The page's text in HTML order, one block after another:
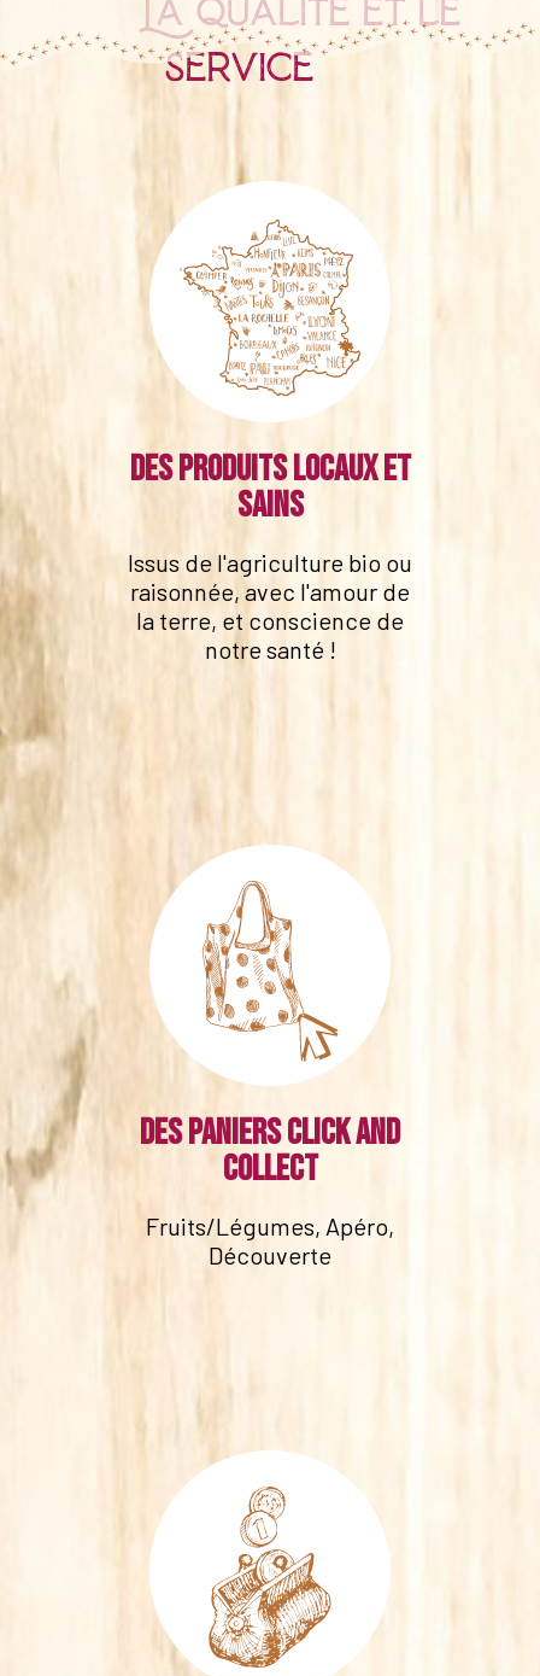
La qualité et le
service
Des produits locaux et
sains
Issus de l'agriculture bio ou
raisonnée, avec l'amour de
la terre, et conscience de
notre santé !
Des paniers click and
collect
Fruits/Légumes, Apéro,
Découverte